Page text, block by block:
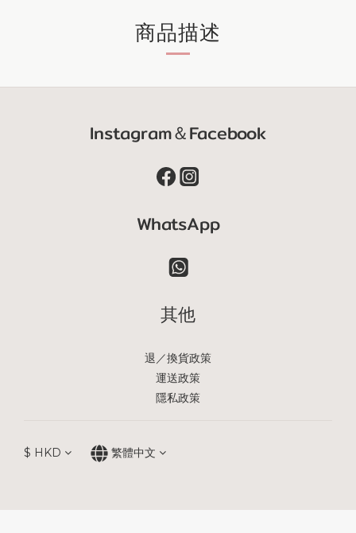
商品描述
Instagram＆Facebook
WhatsApp
其他
退／換貨政策
運送政策
隱私政策
$ HKD 繁體中文